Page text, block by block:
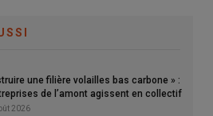
sont rarement cités
une filière volailles bas carbone » :
de l’amont agissent en collectif
2026